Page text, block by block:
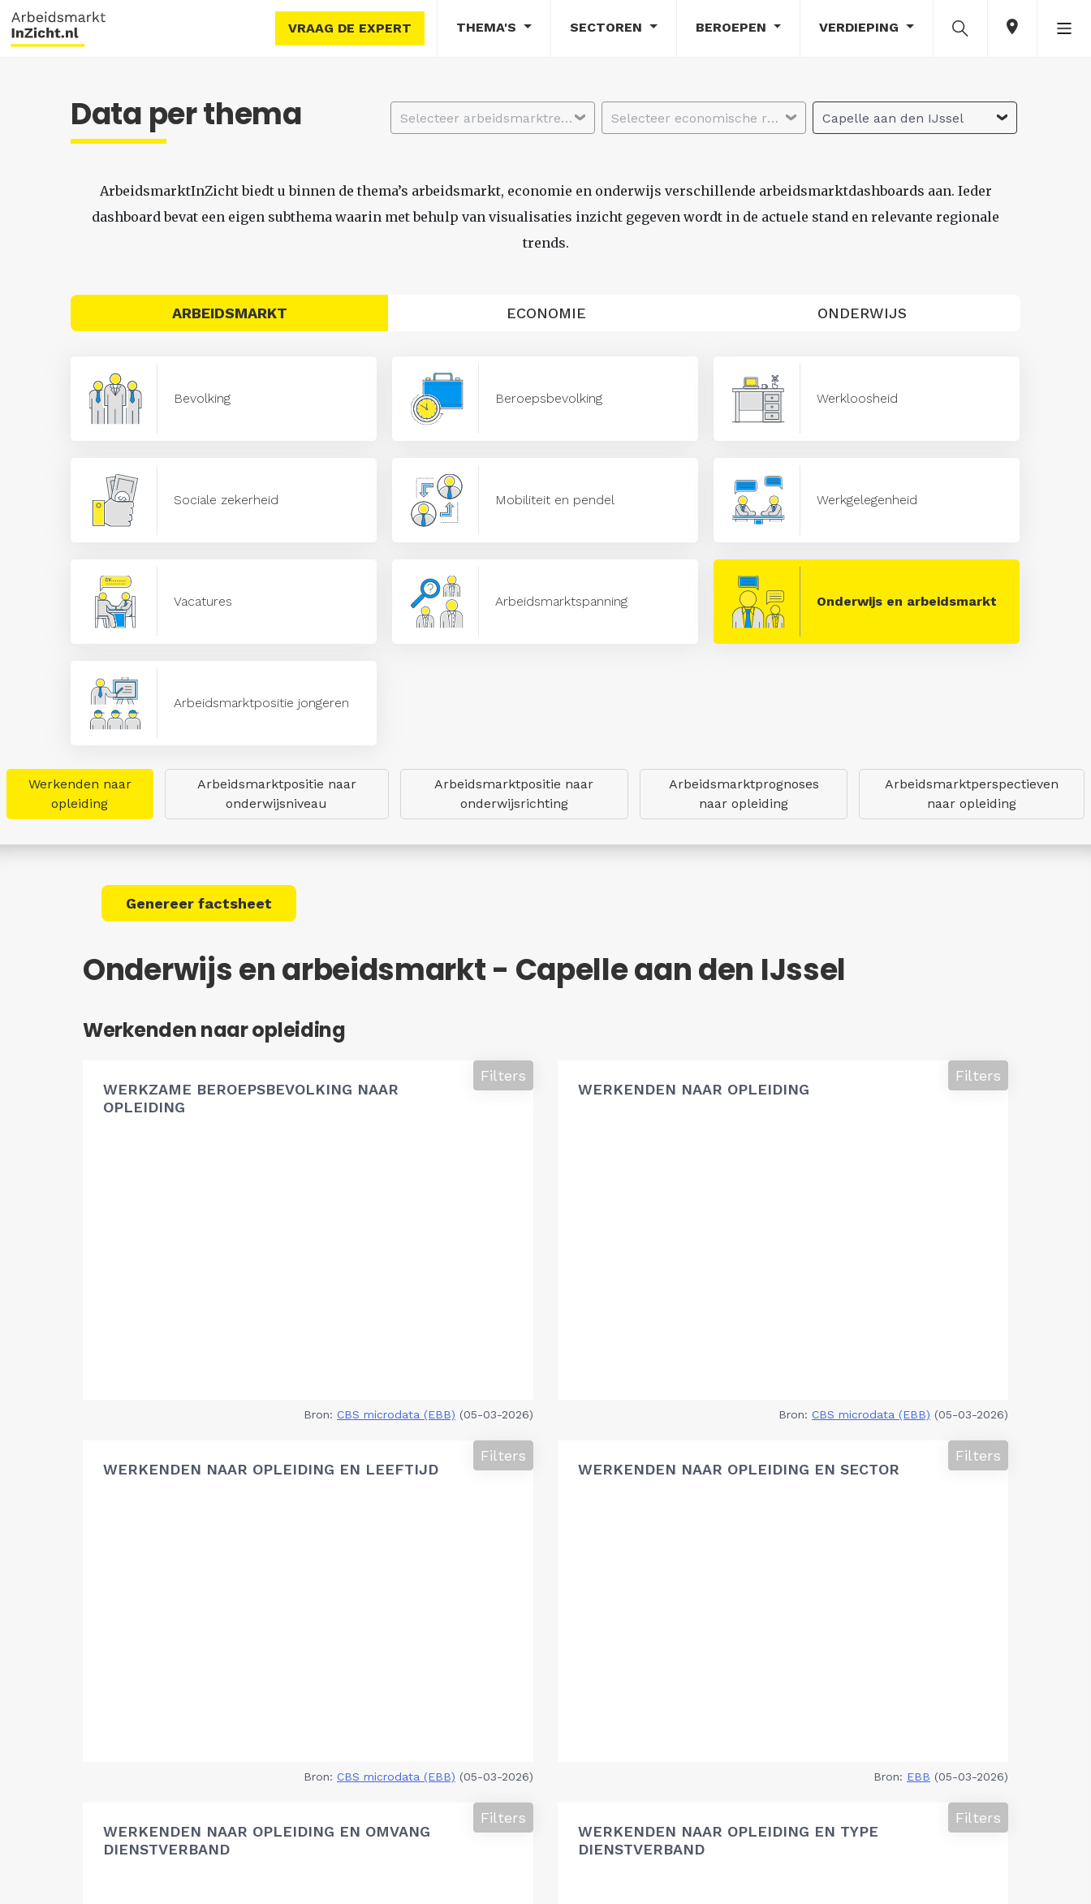
VRAAG DE EXPERT THEMA'S SECTOREN BEROEPEN VERDIEPING
Data per thema Selecteer arbeidsmarktregio Selecteer economische regio Capelle aan den IJssel
ArbeidsmarktInZicht biedt u binnen de thema’s arbeidsmarkt, economie en onderwijs verschillende arbeidsmarktdashboards aan. Ieder
dashboard bevat een eigen subthema waarin met behulp van visualisaties inzicht gegeven wordt in de actuele stand en relevante regionale
trends.
ARBEIDSMARKT ECONOMIE ONDERWIJS
Bevolking Beroepsbevolking Werkloosheid
Sociale zekerheid Mobiliteit en pendel Werkgelegenheid
Vacatures Arbeidsmarktspanning Onderwijs en arbeidsmarkt
Arbeidsmarktpositie jongeren
Werkenden naar
opleiding
Arbeidsmarktpositie naar
onderwijsniveau
Arbeidsmarktpositie naar
onderwijsrichting
Arbeidsmarktprognoses
naar opleiding
Arbeidsmarktperspectieven
naar opleiding
Genereer factsheet
Onderwijs en arbeidsmarkt - Capelle aan den IJssel
Werkenden naar opleiding
WERKZAME BEROEPSBEVOLKING NAAR
OPLEIDING
Filters
Bron: CBS microdata (EBB) (05-03-2026)
WERKENDEN NAAR OPLEIDING
Filters
Bron: CBS microdata (EBB) (05-03-2026)
WERKENDEN NAAR OPLEIDING EN LEEFTIJD
Filters
Bron: CBS microdata (EBB) (05-03-2026)
WERKENDEN NAAR OPLEIDING EN SECTOR
Filters
Bron: EBB (05-03-2026)
WERKENDEN NAAR OPLEIDING EN OMVANG
DIENSTVERBAND
Filters
WERKENDEN NAAR OPLEIDING EN TYPE
DIENSTVERBAND
Filters